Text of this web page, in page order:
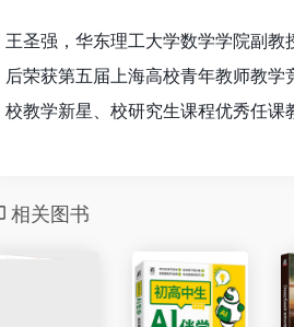
王圣强，华东理工大学数学学院副
后荣获第五届上海高校青年教师教
校教学新星、校研究生课程优秀任课
相关图书